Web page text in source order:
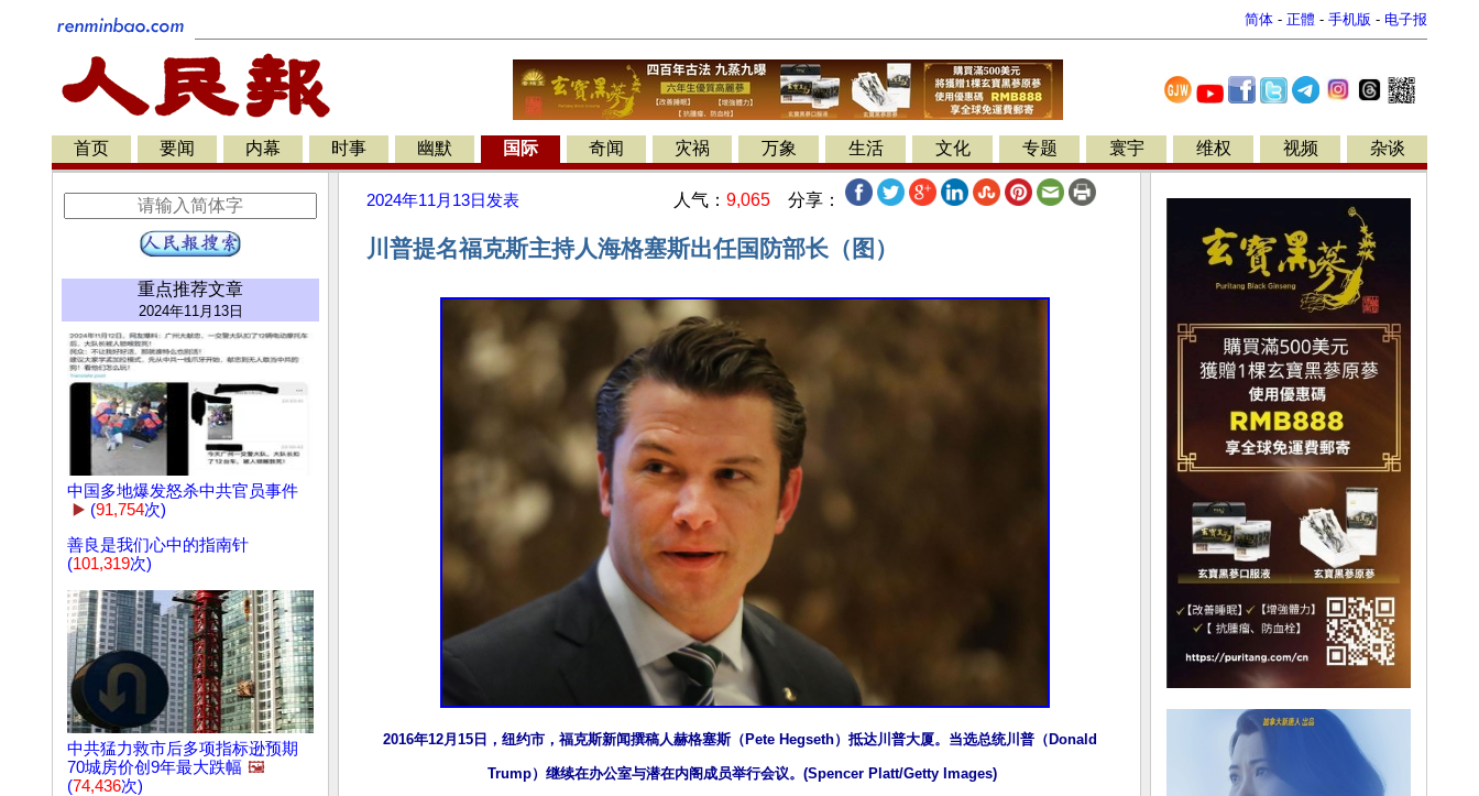
简体 - 正體 - 手机版 - 电子报
首页 要闻 内幕 时事 幽默 国际 奇闻 灾祸 万象 生活 文化 专题 寰宇 维权 视频 杂谈
重点推荐文章
2024年11月13日
中国多地爆发怒杀中共官员事件
▶️ (91,754次)
善良是我们心中的指南针
(101,319次)
中共猛力救市后多项指标逊预期
70城房价创9年最大跌幅 🖼️
(74,436次)
2024年11月13日 发表 人气： 9,065 分享：
川普提名福克斯主持人海格塞斯出任国防部长（图）
2016年12月15日，纽约市，福克斯新闻撰稿人赫格塞斯（Pete Hegseth）抵达川普大厦。当选总统川普（Donald
Trump）继续在办公室与潜在内阁成员举行会议。(Spencer Platt/Getty Images)